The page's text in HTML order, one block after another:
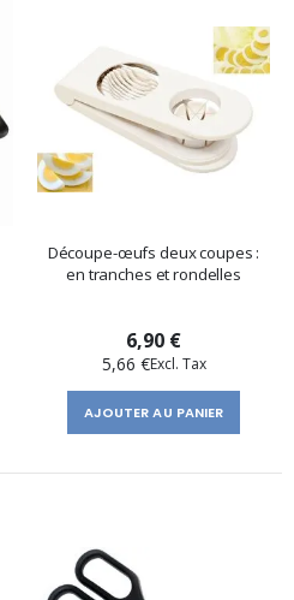
Découpe-œufs deux coupes :
en tranches et rondelles
6,90 €
5,66 €
AJOUTER AU PANIER